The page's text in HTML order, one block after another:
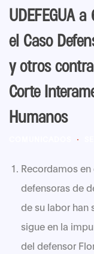
UDEFEGUA
el Caso
y otros
Corte
Humanos
Recordamos
defensoras de
de su labor han
sigue en la
del defensor